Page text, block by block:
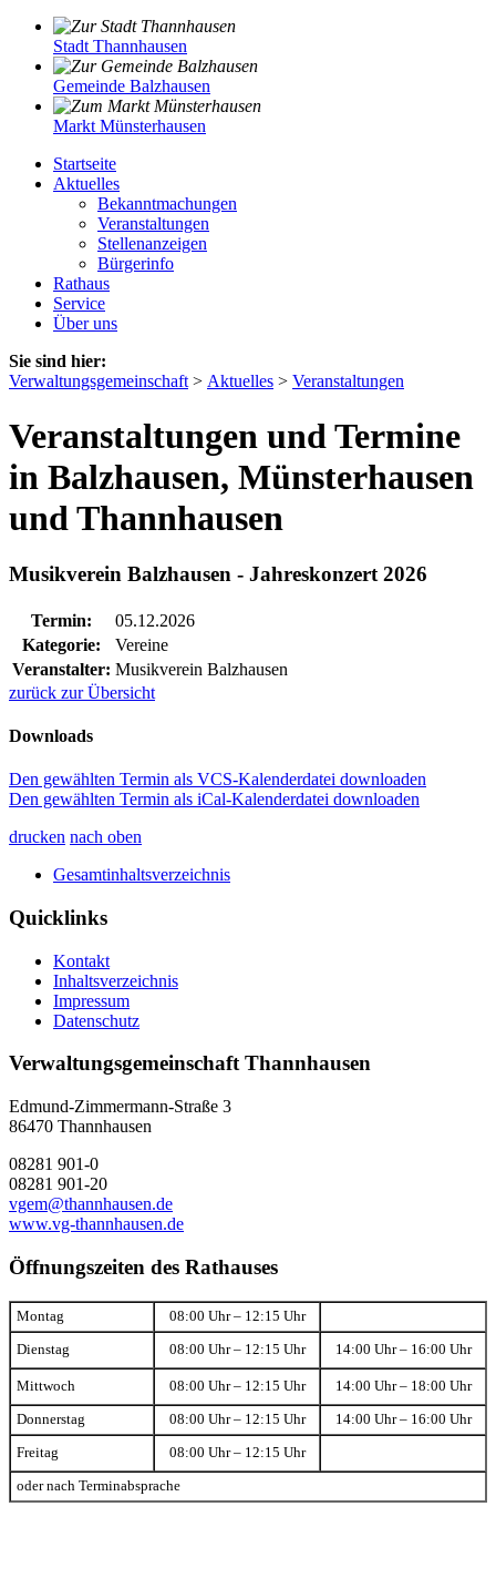
Stadt Thannhausen
Gemeinde Balzhausen
Markt Münsterhausen
Startseite
Aktuelles
Bekanntmachungen
Veranstaltungen
Stellenanzeigen
Bürgerinfo
Rathaus
Service
Über uns
Sie sind hier:
Verwaltungsgemeinschaft > Aktuelles > Veranstaltungen
Veranstaltungen und Termine
in Balzhausen, Münsterhausen
und Thannhausen
Musikverein Balzhausen - Jahreskonzert 2026
Termin:
05.12.2026
Kategorie:
Vereine
Veranstalter: Musikverein Balzhausen
zurück zur Übersicht
Downloads
Den gewählten Termin als VCS-Kalenderdatei downloaden
Den gewählten Termin als iCal-Kalenderdatei downloaden
drucken nach oben
Gesamtinhaltsverzeichnis
Quicklinks
Kontakt
Inhaltsverzeichnis
Impressum
Datenschutz
Verwaltungsgemeinschaft Thannhausen
Edmund-Zimmermann-Straße 3
86470 Thannhausen
08281 901-0
08281 901-20
vgem@thannhausen.de
www.vg-thannhausen.de
Öffnungszeiten des Rathauses
Montag 08:00 Uhr – 12:15 Uhr
Dienstag 08:00 Uhr – 12:15 Uhr 14:00 Uhr – 16:00 Uhr
Mittwoch 08:00 Uhr – 12:15 Uhr 14:00 Uhr – 18:00 Uhr
Donnerstag 08:00 Uhr – 12:15 Uhr 14:00 Uhr – 16:00 Uhr
Freitag 08:00 Uhr – 12:15 Uhr
oder nach Terminabsprache